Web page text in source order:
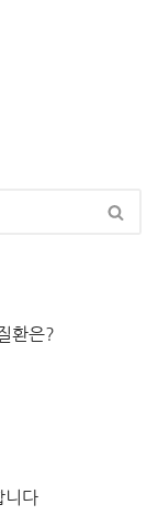
환은?
니다